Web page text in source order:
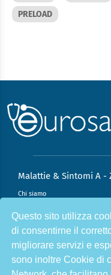
Questo sito utilizza
di consentirne il
migliorare servizi e
sono inoltre Cookie di
PRELOAD
Malattie & Sintomi A -
Chi siamo
Infiammazione e Allergia
Nutrizione e Stili di vita
Cookie Policy